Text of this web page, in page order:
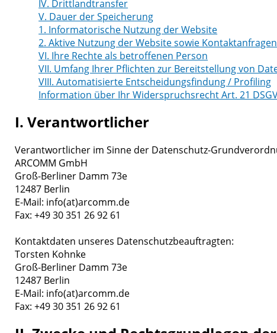
IV. Drittlandtransfer
V. Dauer der Speicherung
1. Informatorische Nutzung der Website
2. Aktive Nutzung der Website sowie
VI. Ihre Rechte als betroffenen Person
VII. Umfang Ihrer Pflichten zur Bereitstellung von
VIII. Automatisierte Entscheidungsfindung / Profiling
Information über Ihr Widerspruchsrecht Art. 21
I. Verantwortlicher
Verantwortlicher im Sinne der Datenschutz-
ARCOMM GmbH
Groß-Berliner Damm 73e
12487 Berlin
E-Mail: info(at)arcomm.de
Fax: +49 30 351 26 92 61
Kontaktdaten unseres Datenschutzbeauftragten:
Torsten Kohnke
Groß-Berliner Damm 73e
12487 Berlin
E-Mail: info(at)arcomm.de
Fax: +49 30 351 26 92 61